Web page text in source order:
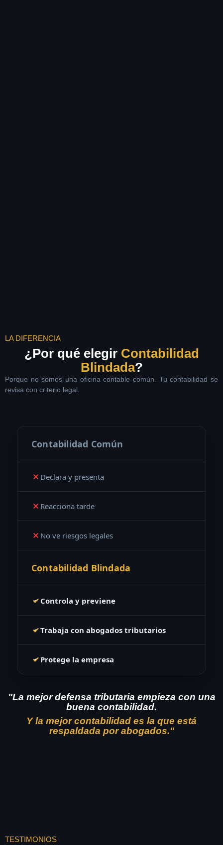
LA DIFERENCIA
¿Por qué elegir Contabilidad
Blindada?
Porque no somos una oficina contable común. Tu contabilidad se
revisa con criterio legal.
Contabilidad Común
Declara y presenta
Reacciona tarde
No ve riesgos legales
Contabilidad Blindada
Controla y previene
Trabaja con abogados tributarios
Protege la empresa
"La mejor defensa tributaria empieza con una
buena contabilidad.
Y la mejor contabilidad es la que está
respaldada por abogados."
TESTIMONIOS